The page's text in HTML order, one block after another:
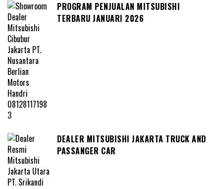
PROGRAM PENJUALAN MITSUBISHI
TERBARU JANUARI 2026
DEALER MITSUBISHI JAKARTA TRUCK AND
PASSANGER CAR